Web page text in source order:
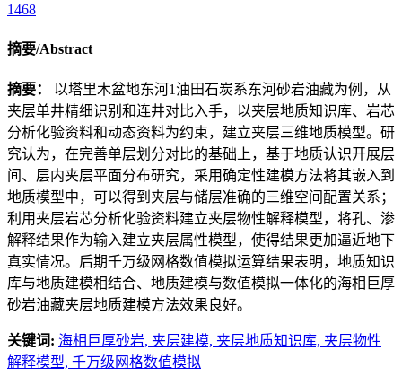
1468
摘要/Abstract
摘要： 以塔里木盆地东河1油田石炭系东河砂岩油藏为例，从
夹层单井精细识别和连井对比入手，以夹层地质知识库、岩芯
分析化验资料和动态资料为约束，建立夹层三维地质模型。研
究认为，在完善单层划分对比的基础上，基于地质认识开展层
间、层内夹层平面分布研究，采用确定性建模方法将其嵌入到
地质模型中，可以得到夹层与储层准确的三维空间配置关系；
利用夹层岩芯分析化验资料建立夹层物性解释模型，将孔、渗
解释结果作为输入建立夹层属性模型，使得结果更加逼近地下
真实情况。后期千万级网格数值模拟运算结果表明，地质知识
库与地质建模相结合、地质建模与数值模拟一体化的海相巨厚
砂岩油藏夹层地质建模方法效果良好。
关键词: 海相巨厚砂岩, 夹层建模, 夹层地质知识库, 夹层物性
解释模型, 千万级网格数值模拟